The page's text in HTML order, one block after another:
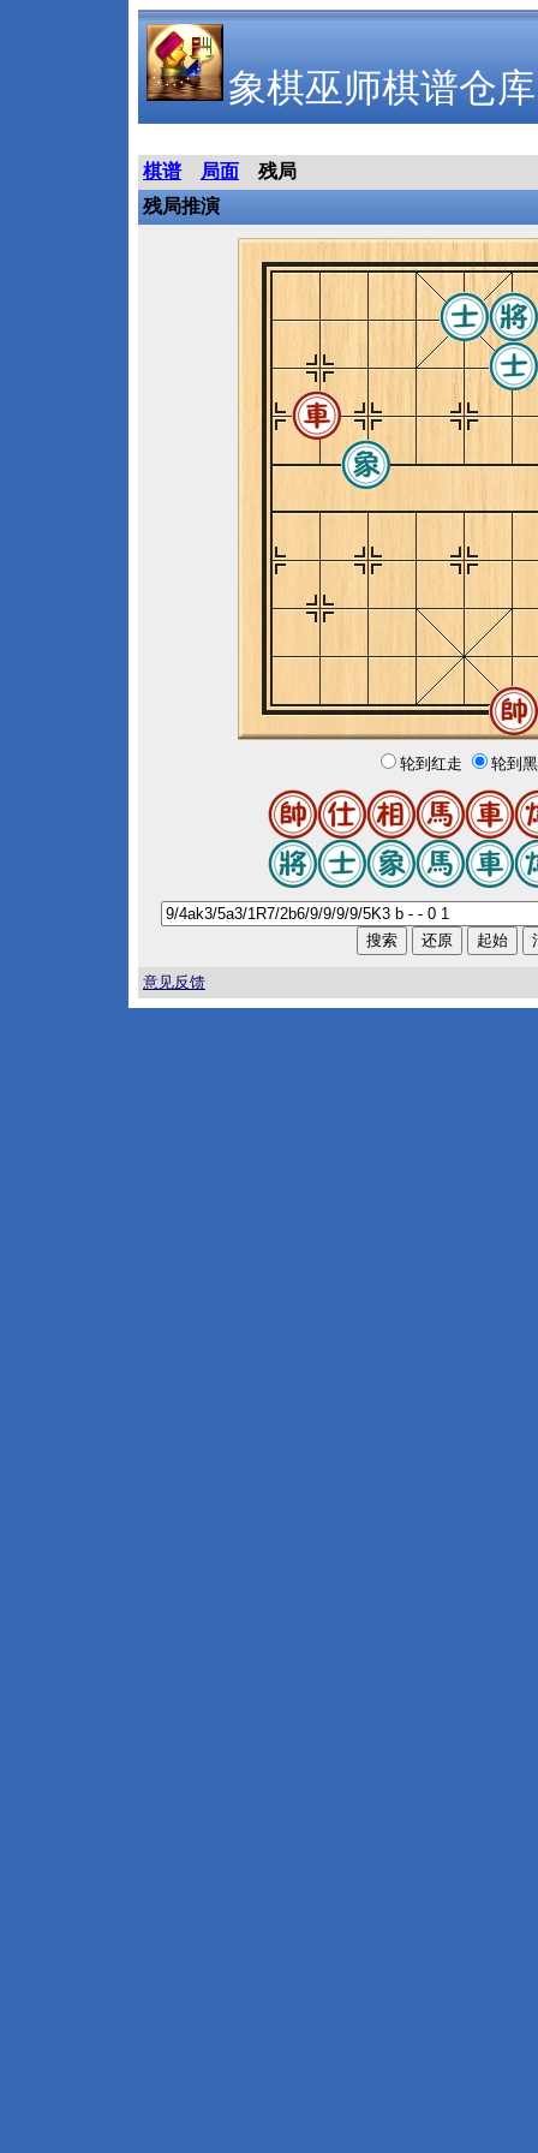
象棋巫师棋谱仓库
棋谱 局面
残局
残局推演
轮到红走 轮到
意见反馈